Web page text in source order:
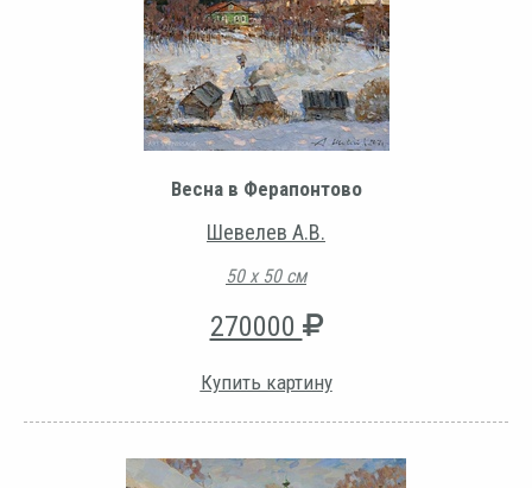
Весна в Ферапонтово
Шевелев А.В.
50 х 50 см
270000
Купить картину